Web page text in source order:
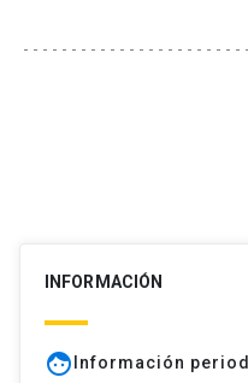
INFORMACIÓN
face Información